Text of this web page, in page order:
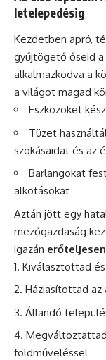
letelepedésig
Kezdetben apró,
gyűjtögető őseid
alkalmazkodva a
a világot magad
Eszközöket
Tüzet
szokásaidat és az
Barlangokat
alkotásokat
Aztán jött egy
mezőgazdaság
igazán
Kiválasztottad
Háziasítottad
Állandó
földműveléssel